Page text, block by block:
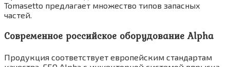
Tomasetto предлагает множество типов запасных
частей.
Современное российское оборудование Alpha
Продукция соответствует европейским стандартам